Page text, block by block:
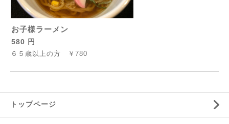
お子様ラーメン
580 円
６５歳以上の方 ￥780
トップページ